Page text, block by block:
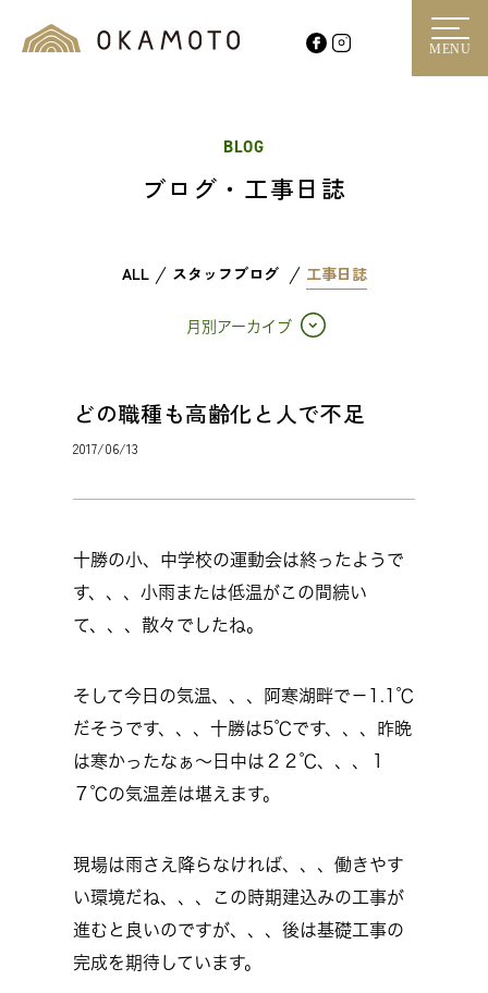
MENU
BLOG
ブログ・工事日誌
ALL スタッフブログ 工事日誌
月別アーカイブ
どの職種も高齢化と人で不足
2017/06/13
十勝の小、中学校の運動会は終ったようで
す、、、小雨または低温がこの間続い
て、、、散々でしたね。
そして今日の気温、、、阿寒湖畔で－1.1℃
だそうです、、、十勝は5℃です、、、昨晩
は寒かったなぁ～日中は２２℃、、、１
７℃の気温差は堪えます。
現場は雨さえ降らなければ、、、働きやす
い環境だね、、、この時期建込みの工事が
進むと良いのですが、、、後は基礎工事の
完成を期待しています。